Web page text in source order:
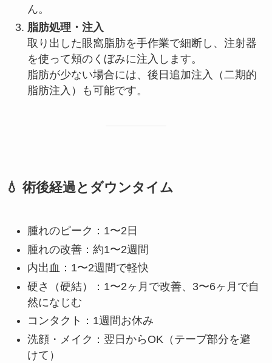
ん。
脂肪処理・注入
取り出した眼窩脂肪を手作業で細断し、注射器
を使って頬のくぼみに注入します。
脂肪が少ない場合には、後日追加注入（二期的
脂肪注入）も可能です。
💧 術後経過とダウンタイム
腫れのピーク：1〜2日
腫れの改善：約1〜2週間
内出血：1〜2週間で軽快
硬さ（硬結）：1〜2ヶ月で改善、3〜6ヶ月で自
然になじむ
コンタクト：1週間お休み
洗顔・メイク：翌日からOK（テープ部分を避
けて）